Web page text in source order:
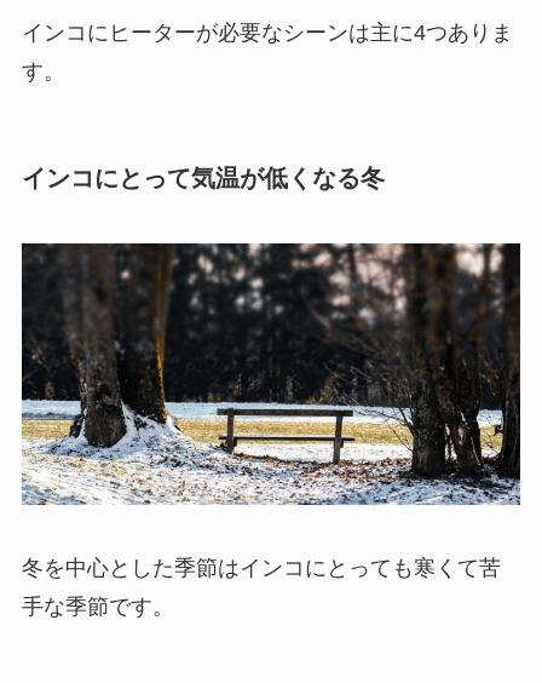
インコにヒーターが必要なシーンは主に4つありま
す。
インコにとって気温が低くなる冬
冬を中心とした季節はインコにとっても寒くて苦
手な季節です。